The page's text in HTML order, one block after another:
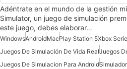
Adéntrate en el mundo de la gestión
Simulator, un juego de simulación
este juego, debes elaborar…
WindowsAndroidMacPlay Station 5Xbox
Juegos De Simulación De Vida Real
Juegos De Simulacion Para Android